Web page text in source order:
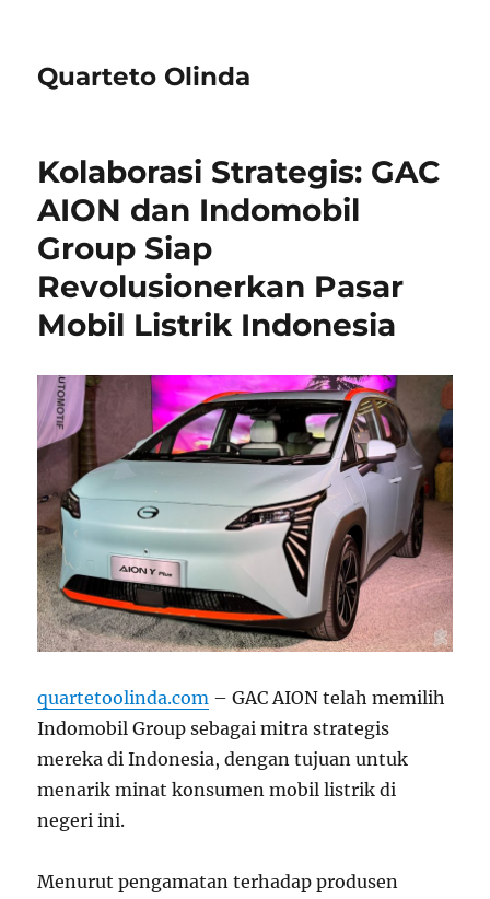
Quarteto Olinda
Kolaborasi Strategis: GAC
AION dan Indomobil
Group Siap
Revolusionerkan Pasar
Mobil Listrik Indonesia
quartetoolinda.com – GAC AION telah memilih
Indomobil Group sebagai mitra strategis
mereka di Indonesia, dengan tujuan untuk
menarik minat konsumen mobil listrik di
negeri ini.
Menurut pengamatan terhadap produsen